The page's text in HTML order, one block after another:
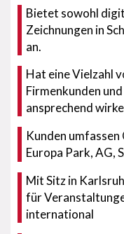
Bietet sowohl
Zeichnungen in
an.
Hat eine Vielzahl
Firmenkunden
ansprechend
Kunden umfassen
Europa Park, AG,
Mit Sitz in
für
international